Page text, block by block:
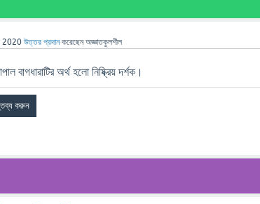
2020 উত্তর প্রদান করেছেনঅজ্ঞাতকুলশীল
বাগধারাটির অর্থ হলো নিষ্ক্রিয় দর্শক।